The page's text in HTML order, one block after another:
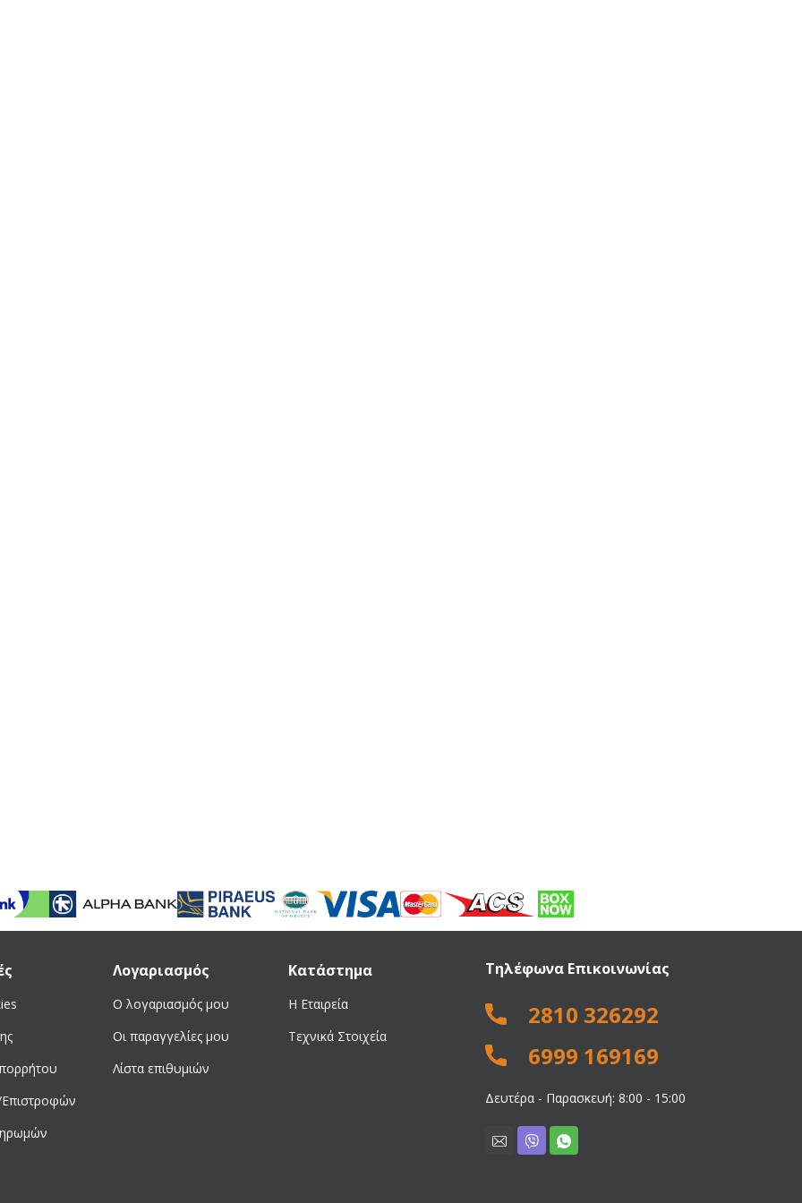
Λογαριασμός
Ο λογαριασμός μου
Οι παραγγελίες μου
Λίστα επιθυμιών
Κατάστημα
Η Εταιρεία
Τεχνικά Στοιχεία
Τηλέφωνα Επικοινωνίας
2810 326292
6999 169169
Δευτέρα - Παρασκευή: 8:00 - 15:00